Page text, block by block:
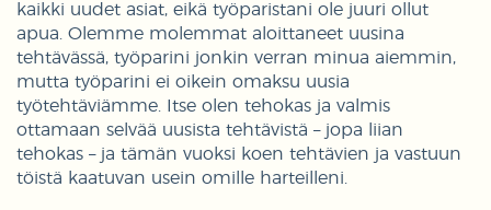
kaikki uudet asiat, eikä työparistani ole juuri ollut
apua. Olemme molemmat aloittaneet uusina
tehtävässä, työparini jonkin verran minua aiemmin,
mutta työparini ei oikein omaksu uusia
työtehtäviämme. Itse olen tehokas ja valmis
ottamaan selvää uusista tehtävistä – jopa liian
tehokas – ja tämän vuoksi koen tehtävien ja vastuun
töistä kaatuvan usein omille harteilleni.